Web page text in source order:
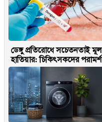
ডেঙ্গু প্রতিরোধে সচেতনতাই মূল
হাতিয়ার: চিকিৎসকদের পরামর্শ